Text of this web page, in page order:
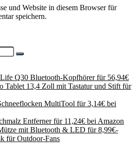
und Website in diesem Browser für
speichern.
Q30 Bluetooth-Kopfhörer für 56,94€
Tablet 13,4 Zoll mit Tastatur und Stift für
MultiTool für 3,14€ bei
Entferner für 11,24€ bei Amazon
mit Bluetooth & LED für 8,99€-
für Outdoor-Fans